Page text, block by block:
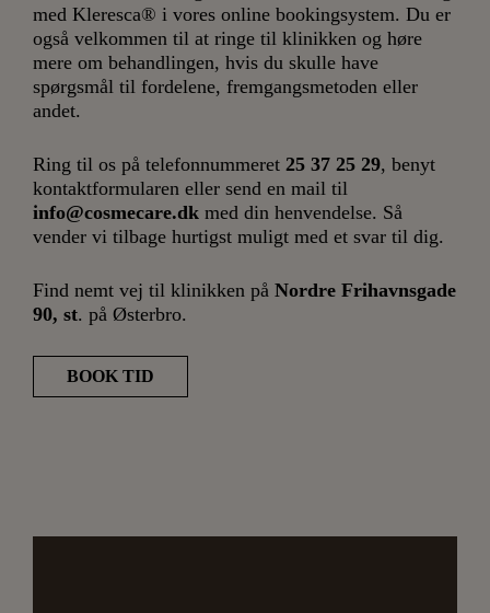
med Kleresca® i vores online bookingsystem. Du er
også velkommen til at ringe til klinikken og høre
mere om behandlingen, hvis du skulle have
spørgsmål til fordelene, fremgangsmetoden eller
andet.
Ring til os på telefonnummeret 25 37 25 29, benyt
kontaktformularen eller send en mail til
info@cosmecare.dk med din henvendelse. Så
vender vi tilbage hurtigst muligt med et svar til dig.
Find nemt vej til klinikken på Nordre Frihavnsgade
90, st. på Østerbro.
BOOK TID